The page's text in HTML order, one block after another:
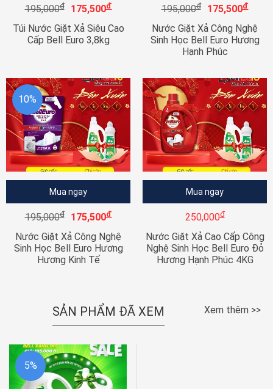
195,000đ 175,500đ
Túi Nước Giặt Xả Siêu Cao
Cấp Bell Euro 3,8kg
195,000đ 175,500đ
Nước Giặt Xả Công Nghệ
Sinh Học Bell Euro Hương
Hạnh Phúc
10%
Mua ngay
195,000đ 175,500đ
Nước Giặt Xả Công Nghệ
Sinh Học Bell Euro Hương
Hương Kinh Tế
Mua ngay
250,000đ
Nước Giặt Xả Cao Cấp Công
Nghệ Sinh Học Bell Euro Đỏ
Hương Hạnh Phúc 4KG
SẢN PHẨM ĐÃ XEM Xem thêm >>
5%